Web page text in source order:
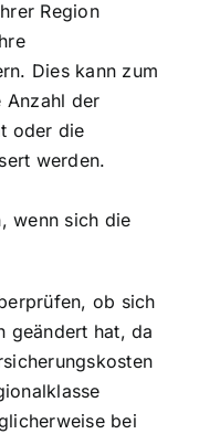
Region
. Dies kann zum
Anzahl der
oder die
werden.
wenn sich die
ob sich
geändert hat, da
bei